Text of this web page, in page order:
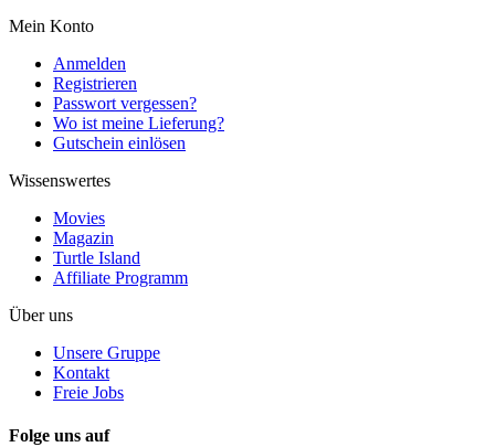
Mein Konto
Anmelden
Registrieren
Passwort vergessen?
Wo ist meine Lieferung?
Gutschein einlösen
Wissenswertes
Movies
Magazin
Turtle Island
Affiliate Programm
Über uns
Unsere Gruppe
Kontakt
Freie Jobs
Folge uns auf